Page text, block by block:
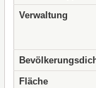
Verwaltung
Fläche